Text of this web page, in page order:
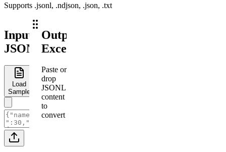
Supports .jsonl, .ndjson, .json, .txt
Input
JSONL
Load
Sample
Output
Excel
Paste or
drop
JSONL
content
to
convert